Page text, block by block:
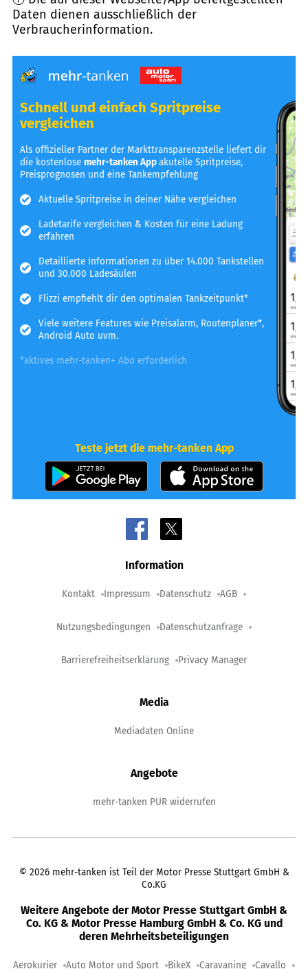
Daten dienen ausschließlich der
Verbraucherinformation.
Schnell und einfach Spritpreise
vergleichen
Als offizieller Partner der Markttransparenzstelle liefert dir
die kostenlosemehr-tanken Appakutelle Spritpreise,
Preisprognosen und eine Tankempfehlung
Aktuelle Spritpreise in deiner Nähe vergleichen
Ladetarife vergleichen & Kosten für eine Ladung
erfahren
Detaillierte Informationen zu über 14.000 Tankstellen
und 30.000 Ladesäulen
Flizzi empfiehlt dir den optimalen Tankzeitpunkt*
Viele weitere Features wie Preisalarm, Routenplaner*,
Android Auto uvm.
*aktives mehr-tanken+ Abo erforderlich
Teste jetzt die mehr-tanken App
Information
Kontakt Impressum Datenschutz AGB
Nutzungsbedingungen Datenschutzanfrage
Barrierefreiheitserklärung Privacy Manager
Media
Mediadaten Online
Angebote
mehr-tanken PUR widerrufen
© 2026 mehr-tanken ist Teil der Motor Presse Stuttgart GmbH &
Co.KG
Weitere Angebote der Motor Presse Stuttgart GmbH &
Co. KG & Motor Presse Hamburg GmbH & Co. KG und
deren Mehrheitsbeteiligungen
Aerokurier Auto Motor und Sport BikeX Caravaning Cavallo